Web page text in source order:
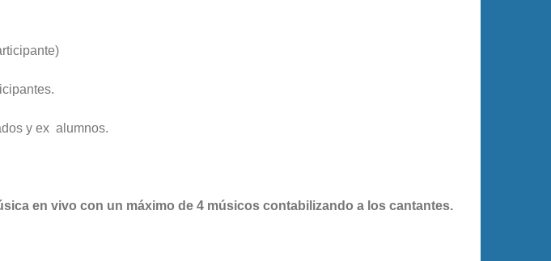
y ex alumnos.
en vivo con un máximo de 4 músicos contabilizando a los cantantes.